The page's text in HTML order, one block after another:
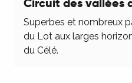
Superbes et nombreux
du Lot aux larges
du Célé.